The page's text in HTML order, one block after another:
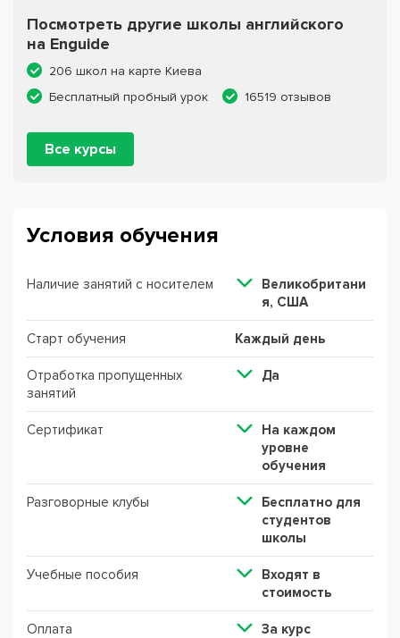
Посмотреть другие школы английского
на Enguide
206 школ на карте Киева
Бесплатный пробный урок
16519 отзывов
Все курсы
Условия обучения
Наличие занятий с носителем
Великобритани
я, США
Старт обучения Каждый день
Отработка пропущенных
занятий
Да
Сертификат
На каждом
уровне
обучения
Разговорные клубы
Бесплатно для
студентов
школы
Учебные пособия
Входят в
стоимость
Оплата За курс